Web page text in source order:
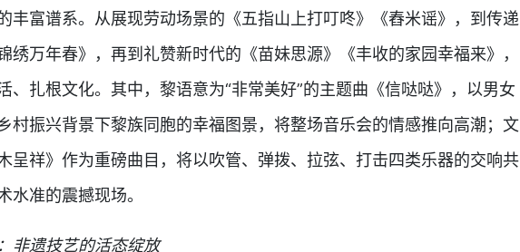
丰富谱系。从展现劳动场景的《五指山上打叮咚》《舂米谣》，到传递
绣万年春》，再到礼赞新时代的《苗妹思源》《丰收的家园幸福来》，
、扎根文化。其中，黎语意为“非常美好”的主题曲《信哒哒》，以男女
村振兴背景下黎族同胞的幸福图景，将整场音乐会的情感推向高潮；文
呈祥》作为重磅曲目，将以吹管、弹拨、拉弦、打击四类乐器的交响共
水准的震撼现场。
非遗技艺的活态绽放